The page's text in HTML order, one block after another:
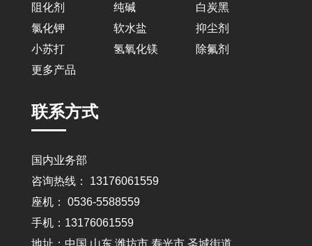
阻化剂
纯碱
白炭黑
氯化钾
软水盐
抑尘剂
小苏打
氢氧化镁
除氟剂
更多产品
联系方式
国内业务部
咨询热线： 13176061559
座机： 0536-5588559
手机：13176061559
地址：中国 山东 潍坊市 寿光市 圣城街道